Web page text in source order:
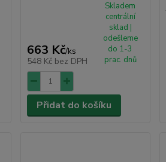
663 Kč/ks
548 Kč bez DPH
Skladem
centrální
sklad |
odešleme
do 1-3
prac. dnů
Přidat do košíku